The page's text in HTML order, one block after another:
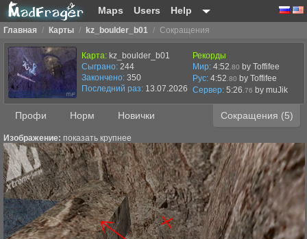
Maps Users Help
Главная / Карты / kz_boulder_b01 / Сокращения
Карта: kz_boulder_b01
Сыграно: 244
Закончено: 350
Последний раз: 13.07.2026 в 11:15
Рекорды
Мир: 4:52 .80 by Toffifee
Рус: 4:52 .80 by Toffifee
Сервер: 5:26 .76 by muJik
Профи Норм Новички Сокращения (5)
Изображение: показать крупнее